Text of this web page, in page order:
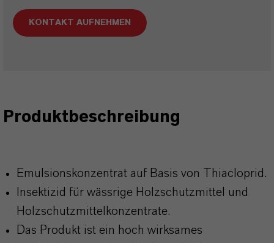
KONTAKT AUFNEHMEN
Produktbeschreibung
Emulsionskonzentrat auf Basis von Thiacloprid.
Insektizid für wässrige Holzschutzmittel und
Holzschutzmittelkonzentrate.
Das Produkt ist ein hoch wirksames